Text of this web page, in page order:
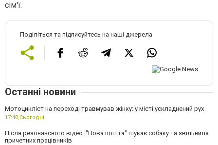
сім'ї.
Поділіться та підписуйтесь на наші джерела
Останні новини
Мотоцикліст на переході травмував жінку: у місті ускладнений рух
17:40, Сьогодні
Після резонансного відео: "Нова пошта" шукає собаку та звільнила
причетних працівників